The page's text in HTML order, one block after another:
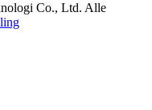
Co., Ltd. Alle